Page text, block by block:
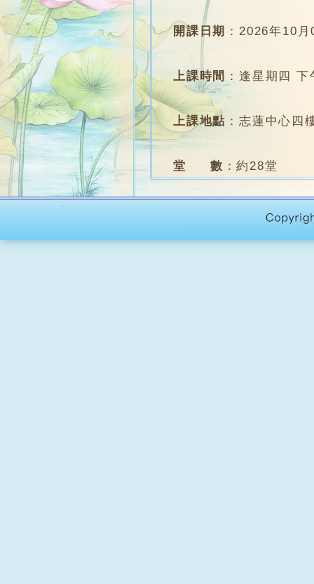
開課日期 ：2026年10月
上課時間 ：逢星期四
上課地點 ：志蓮中心四
堂 數 ：約28堂
全期 $1500